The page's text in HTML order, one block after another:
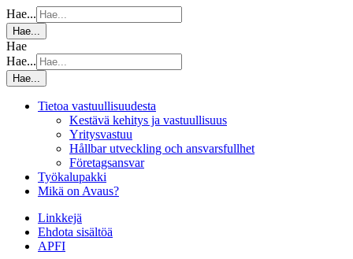
Hae...
Hae...
Hae
Hae...
Hae...
Tietoa vastuullisuudesta
Kestävä kehitys ja vastuullisuus
Yritysvastuu
Hållbar utveckling och ansvarsfullhet
Företagsansvar
Työkalupakki
Mikä on Avaus?
Linkkejä
Ehdota sisältöä
APFI